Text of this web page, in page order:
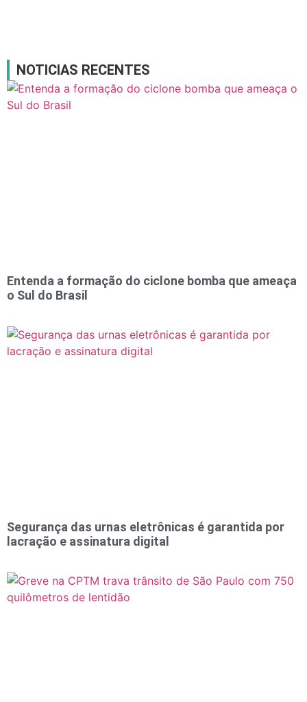
NOTICIAS RECENTES
Entenda a formação do ciclone bomba que ameaça
o Sul do Brasil
Segurança das urnas eletrônicas é garantida por
lacração e assinatura digital